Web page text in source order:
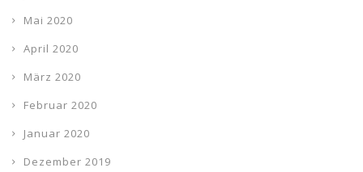
Mai 2020
April 2020
März 2020
Februar 2020
Januar 2020
Dezember 2019